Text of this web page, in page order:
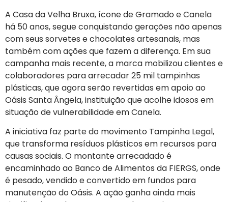
A Casa da Velha Bruxa, ícone de Gramado e Canela
há 50 anos, segue conquistando gerações não apenas
com seus sorvetes e chocolates artesanais, mas
também com ações que fazem a diferença. Em sua
campanha mais recente, a marca mobilizou clientes e
colaboradores para arrecadar 25 mil tampinhas
plásticas, que agora serão revertidas em apoio ao
Oásis Santa Ângela, instituição que acolhe idosos em
situação de vulnerabilidade em Canela.
A iniciativa faz parte do movimento Tampinha Legal,
que transforma resíduos plásticos em recursos para
causas sociais. O montante arrecadado é
encaminhado ao Banco de Alimentos da FIERGS, onde
é pesado, vendido e convertido em fundos para
manutenção do Oásis. A ação ganha ainda mais